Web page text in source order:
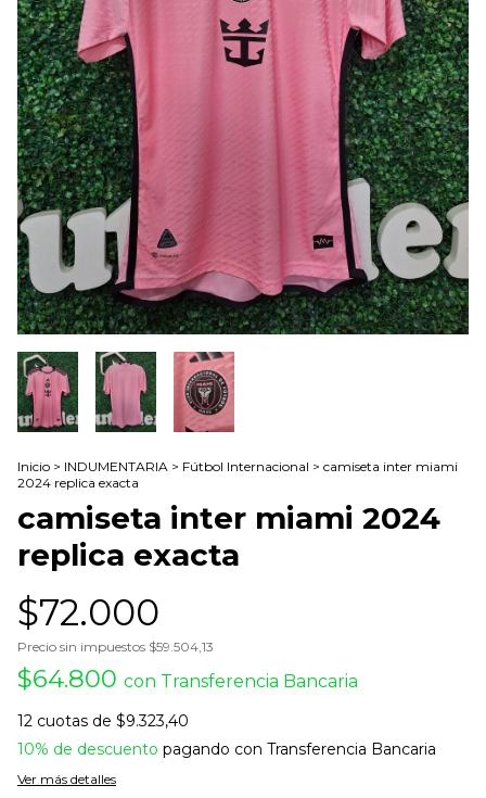
Inicio > INDUMENTARIA > Fútbol Internacional > camiseta inter miami
2024 replica exacta
camiseta inter miami 2024
replica exacta
$72.000
Precio sin impuestos $59.504,13
$64.800 con Transferencia Bancaria
12 cuotas de $9.323,40
10% de descuento pagando con Transferencia Bancaria
Ver más detalles